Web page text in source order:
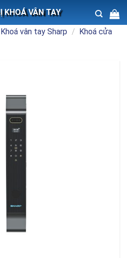
KHOÁ VÂN TAY
Khoá vân tay Sharp / Khoá cửa